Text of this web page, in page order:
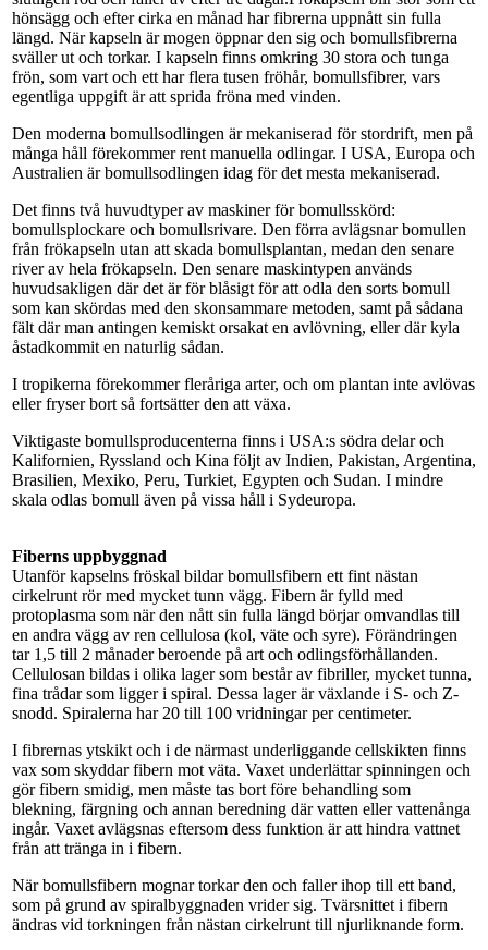
hönsägg och efter cirka en månad har fibrerna uppnått sin fulla
längd. När kapseln är mogen öppnar den sig och bomullsfibrerna
sväller ut och torkar. I kapseln finns omkring 30 stora och tunga
frön, som vart och ett har flera tusen fröhår, bomullsfibrer, vars
egentliga uppgift är att sprida fröna med vinden.
Den moderna bomullsodlingen är mekaniserad för stordrift, men på
många håll förekommer rent manuella odlingar. I USA, Europa och
Australien är bomullsodlingen idag för det mesta mekaniserad.
Det finns två huvudtyper av maskiner för bomullsskörd:
bomullsplockare och bomullsrivare. Den förra avlägsnar bomullen
från frökapseln utan att skada bomullsplantan, medan den senare
river av hela frökapseln. Den senare maskintypen används
huvudsakligen där det är för blåsigt för att odla den sorts bomull
som kan skördas med den skonsammare metoden, samt på sådana
fält där man antingen kemiskt orsakat en avlövning, eller där kyla
åstadkommit en naturlig sådan.
I tropikerna förekommer fleråriga arter, och om plantan inte avlövas
eller fryser bort så fortsätter den att växa.
Viktigaste bomullsproducenterna finns i USA:s södra delar och
Kalifornien, Ryssland och Kina följt av Indien, Pakistan, Argentina,
Brasilien, Mexiko, Peru, Turkiet, Egypten och Sudan. I mindre
skala odlas bomull även på vissa håll i Sydeuropa.
Fiberns uppbyggnad
Utanför kapselns fröskal bildar bomullsfibern ett fint nästan
cirkelrunt rör med mycket tunn vägg. Fibern är fylld med
protoplasma som när den nått sin fulla längd börjar omvandlas till
en andra vägg av ren cellulosa (kol, väte och syre). Förändringen
tar 1,5 till 2 månader beroende på art och odlingsförhållanden.
Cellulosan bildas i olika lager som består av fibriller, mycket tunna,
fina trådar som ligger i spiral. Dessa lager är växlande i S- och Z-
snodd. Spiralerna har 20 till 100 vridningar per centimeter.
I fibrernas ytskikt och i de närmast underliggande cellskikten finns
vax som skyddar fibern mot väta. Vaxet underlättar spinningen och
gör fibern smidig, men måste tas bort före behandling som
blekning, färgning och annan beredning där vatten eller vattenånga
ingår. Vaxet avlägsnas eftersom dess funktion är att hindra vattnet
från att tränga in i fibern.
När bomullsfibern mognar torkar den och faller ihop till ett band,
som på grund av spiralbyggnaden vrider sig. Tvärsnittet i fibern
ändras vid torkningen från nästan cirkelrunt till njurliknande form.